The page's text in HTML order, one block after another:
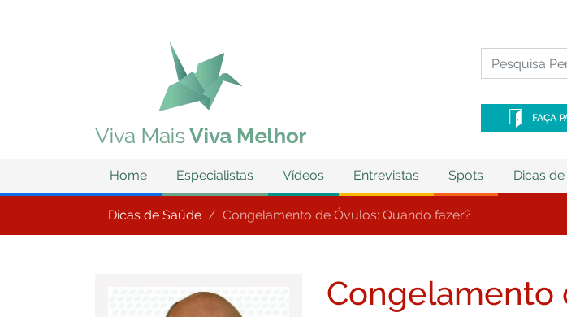
FAÇA
Home Especialistas Vídeos Entrevistas Spots Dicas
Dicas de Saúde Congelamento de Óvulos: Quando fazer?
Congelamento